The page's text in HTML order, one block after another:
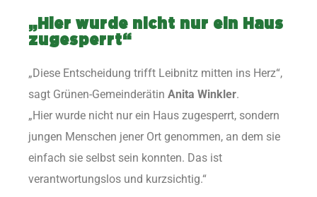
„Hier wurde nicht nur ein Haus
zugesperrt“
„Diese Entscheidung trifft Leibnitz mitten ins Herz“,
sagt Grünen-Gemeinderätin Anita Winkler.
„Hier wurde nicht nur ein Haus zugesperrt, sondern
jungen Menschen jener Ort genommen, an dem sie
einfach sie selbst sein konnten. Das ist
verantwortungslos und kurzsichtig.“